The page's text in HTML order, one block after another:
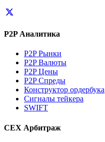
P2P Аналитика
P2P Рынки
P2P Валюты
P2P Цены
P2P Спреды
Конструктор ордербука
Сигналы тейкера
SWIFT
CEX Арбитраж